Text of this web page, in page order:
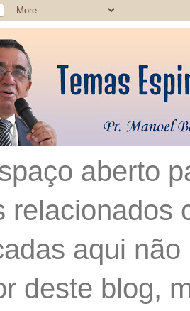
aberto
relacionados
aqui
deste blog,